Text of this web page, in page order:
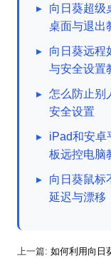
▸
向日葵超级
桌面与退出
▸
向日葵远程
与安全设置
▸ 怎么防止别
安全设置
▸
iPad和安卓
板远控电脑
▸
向日葵鼠标
延迟与漂移
上一篇: 如何利用向日